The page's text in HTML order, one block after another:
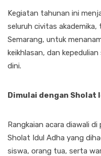
Kegiatan tahunan ini
seluruh civitas akademika,
Semarang, untuk
keikhlasan, dan
dini.
Dimulai dengan Sholat
Rangkaian acara diawali
Sholat Idul Adha yang
siswa, orang tua, serta